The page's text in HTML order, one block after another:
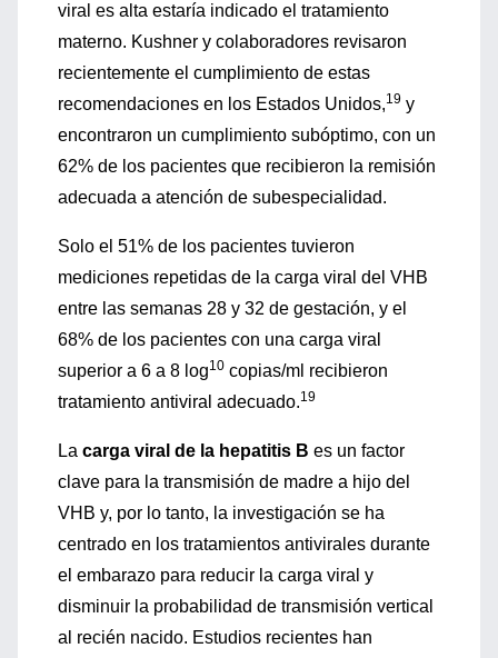
viral es alta estaría indicado el tratamiento
materno. Kushner y colaboradores revisaron
recientemente el cumplimiento de estas
recomendaciones en los Estados Unidos,19 y
encontraron un cumplimiento subóptimo, con un
62% de los pacientes que recibieron la remisión
adecuada a atención de subespecialidad.
Solo el 51% de los pacientes tuvieron
mediciones repetidas de la carga viral del VHB
entre las semanas 28 y 32 de gestación, y el
68% de los pacientes con una carga viral
superior a 6 a 8 log10 copias/ml recibieron
tratamiento antiviral adecuado.19
La carga viral de la hepatitis B es un factor
clave para la transmisión de madre a hijo del
VHB y, por lo tanto, la investigación se ha
centrado en los tratamientos antivirales durante
el embarazo para reducir la carga viral y
disminuir la probabilidad de transmisión vertical
al recién nacido. Estudios recientes han